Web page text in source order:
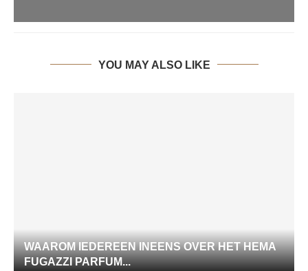
YOU MAY ALSO LIKE
WAAROM IEDEREEN INEENS OVER HET HEMA
FUGAZZI PARFUM...